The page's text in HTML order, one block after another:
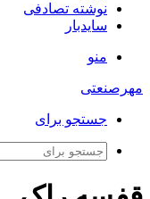
نوشته تصادفی
سایدبار
منو
مهرصنعتی
جستجو برای